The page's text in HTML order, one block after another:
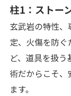
柱1：ストー
玄武岩の特性
定、火傷を防
ど、道具を扱
術だからこそ、
ます。